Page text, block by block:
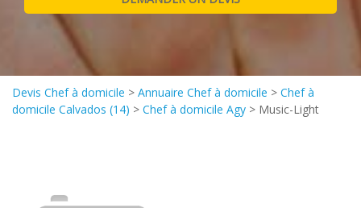
Devis Chef à domicile > Annuaire Chef à domicile > Chef à
domicile Calvados (14) > Chef à domicile Agy > Music-Light